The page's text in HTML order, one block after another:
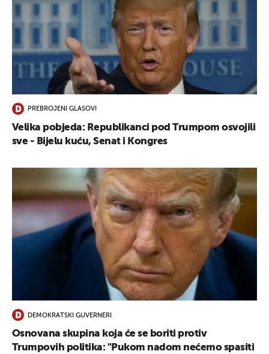
PREBROJENI GLASOVI
Velika pobjeda: Republikanci pod Trumpom osvojili
sve - Bijelu kuću, Senat i Kongres
DEMOKRATSKI GUVERNERI
Osnovana skupina koja će se boriti protiv
Trumpovih politika: "Pukom nadom nećemo spasiti
UKLJUČITE NOTIFIKACIJE